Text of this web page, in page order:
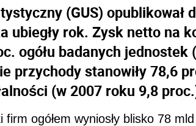
(GUS) opublikował
ubiegły rok. Zysk netto na
ogółu badanych
przychody stanowiły 78,6
(w 2007 roku 9,8
ogółem wyniosły blisko 78